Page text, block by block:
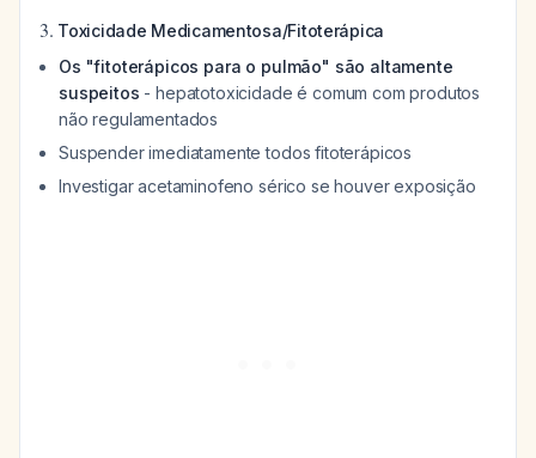
3. Toxicidade Medicamentosa/Fitoterápica
Os "fitoterápicos para o pulmão" são altamente
suspeitos - hepatotoxicidade é comum com produtos
não regulamentados
Suspender imediatamente todos fitoterápicos
Investigar acetaminofeno sérico se houver exposição